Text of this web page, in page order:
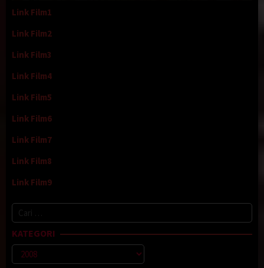
Link Film1
Link Film2
Link Film3
Link Film4
Link Film5
Link Film6
Link Film7
Link Film8
Link Film9
Cari
untuk:
KATEGORI
Kategori